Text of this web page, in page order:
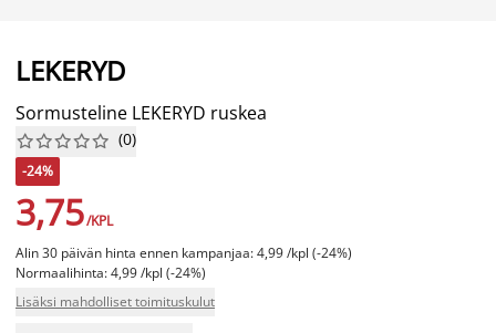
LEKERYD
Sormusteline LEKERYD ruskea





 (0)
-24%
3,75/KPL
Alin 30 päivän hinta ennen kampanjaa: 4,99 /kpl (-24%)
Normaalihinta: 4,99 /kpl (-24%)
Lisäksi mahdolliset toimituskulut